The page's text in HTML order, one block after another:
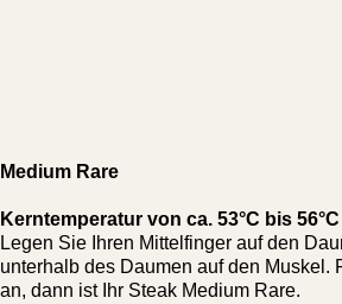
Medium Rare
Kerntemperatur von ca. 53°C bis 56°C
Legen Sie Ihren Mittelfinger auf den
unterhalb des Daumen auf den Muskel.
an, dann ist Ihr Steak Medium Rare.